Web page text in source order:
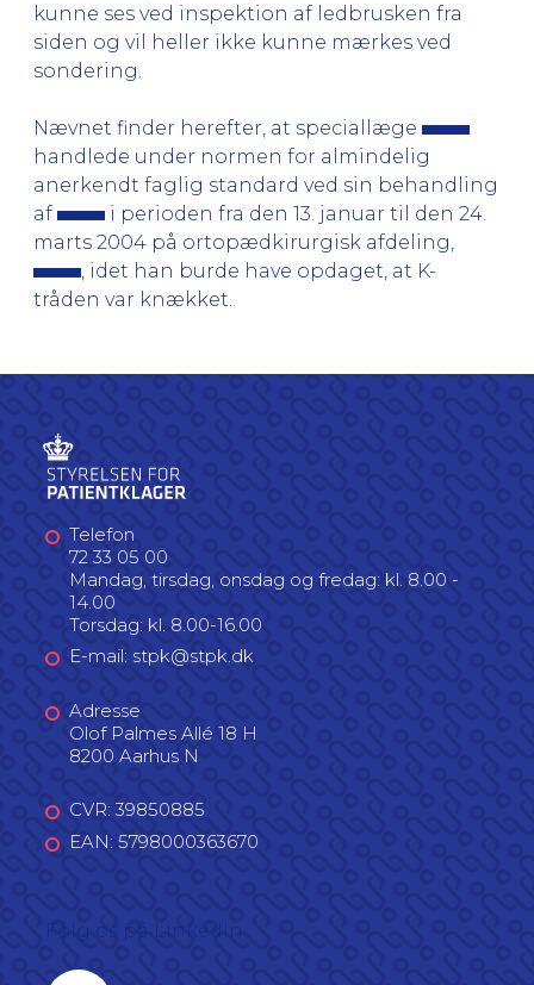
kunne ses ved inspektion af ledbrusken fra
siden og vil heller ikke kunne mærkes ved
sondering.
Nævnet finder herefter, at speciallæge
handlede under normen for almindelig
anerkendt faglig standard ved sin behandling
af
i perioden fra den 13. januar til den 24.
marts 2004 på ortopædkirurgisk afdeling,
, idet han burde have opdaget, at K-
tråden var knækket.
Telefon
72 33 05 00
Mandag, tirsdag, onsdag og fredag: kl. 8.00 -
14.00
Torsdag: kl. 8.00-16.00
E-mail: stpk@stpk.dk
Adresse
Olof Palmes Allé 18 H
8200 Aarhus N
CVR: 39850885
EAN: 5798000363670
Linkedin profil